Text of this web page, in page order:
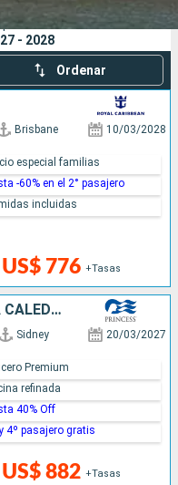
Compañías
Buscar
- 2028
Ordenar
Brisbane 10/03/2028
US$ 776 +Tasas
especial familias
-60% en el 2° pasajero
incluidas
FIDJI (ISLAS), VANUATU, NUEVA CALEDONIA, AUSTRALIA
Sidney 20/03/2027
US$ 882 +Tasas
Premium
refinada
40% Off
4º pasajero gratis